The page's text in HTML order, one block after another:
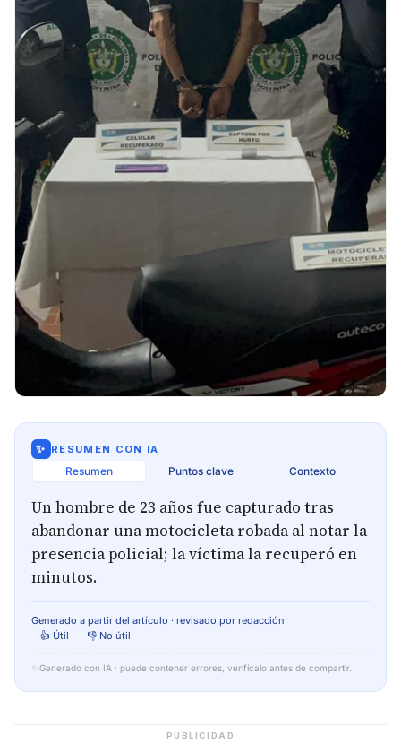
✨ RESUMEN CON IA
Resumen Puntos clave Contexto
Un hombre de 23 años fue capturado tras
abandonar una motocicleta robada al notar la
presencia policial; la víctima la recuperó en
minutos.
Generado a partir del artículo · revisado por redacción
👍 Útil
👎 No útil
✨ Generado con IA · puede contener errores, verifícalo antes de compartir.
PUBLICIDAD